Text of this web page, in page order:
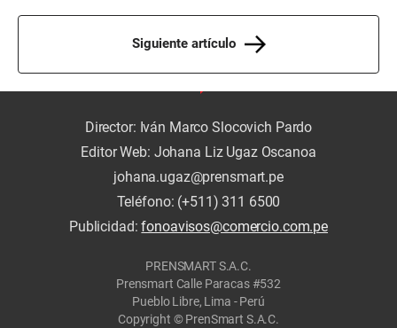
Siguiente artículo
Director: Iván Marco Slocovich Pardo
Editor Web: Johana Liz Ugaz Oscanoa
johana.ugaz@prensmart.pe
Teléfono: (+511) 311 6500
Publicidad:fonoavisos@comercio.com.pe
PRENSMART S.A.C.
Prensmart Calle Paracas #532
Pueblo Libre, Lima - Perú
Copyright © PrenSmart S.A.C.